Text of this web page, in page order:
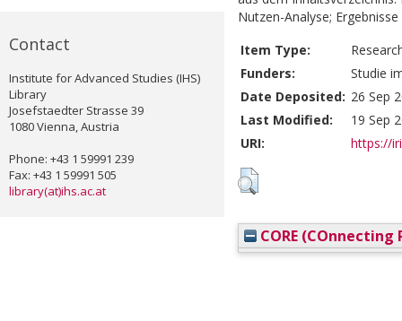
Contact
Institute for Advanced Studies (IHS)
Library
Josefstaedter Strasse 39
1080 Vienna, Austria
Phone: +43 1 59991 239
Fax: +43 1 59991 505
library(at)ihs.ac.at
Nutzen-Analyse;
Item Type:
Funders:
Studie
Date Deposited: 26 Sep
Last Modified:
19 Sep
URI:
https://
CORE (COnnecting